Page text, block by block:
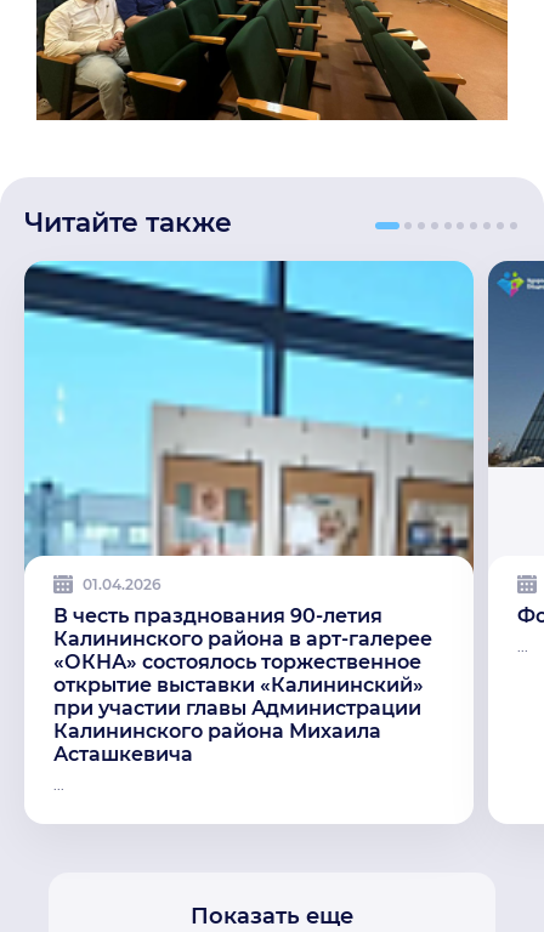
Читайте также
01.04.2026
В честь празднования 90-летия
Калининского района в арт-галерее
«ОКНА» состоялось торжественное
открытие выставки «Калининский»
при участии главы Администрации
Калининского района Михаила
Асташкевича
Показать еще